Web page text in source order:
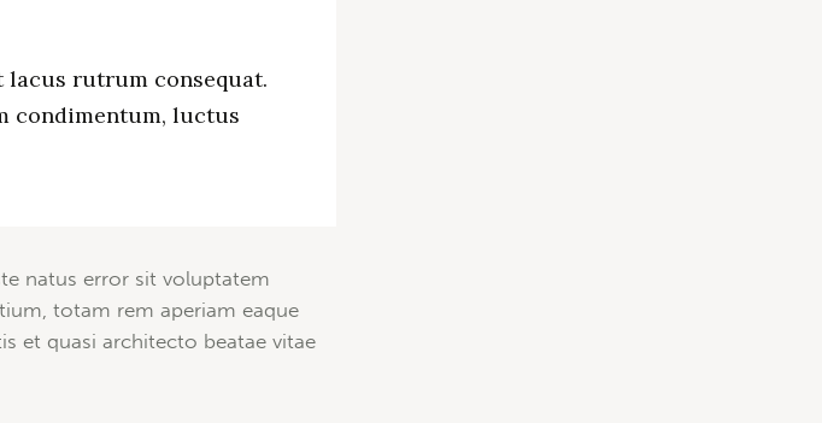
rutrum consequat.
condimentum, luctus
natus error sit voluptatem
totam rem aperiam eaque
et quasi architecto beatae vitae